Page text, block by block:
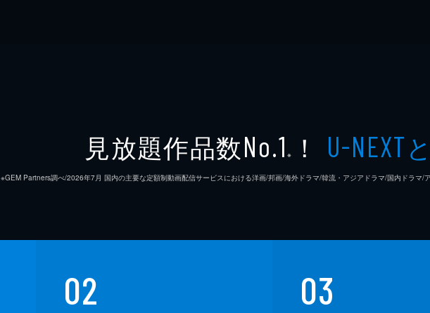
見放題作品数No.1 ※ ！ U-NEXT
※GEM Partners調べ/2026年7⽉ 国内の主要な定額制動画配信サービスにおける洋画/邦画/海外ドラマ/韓流・アジアドラマ/国内ドラマ/
02 03